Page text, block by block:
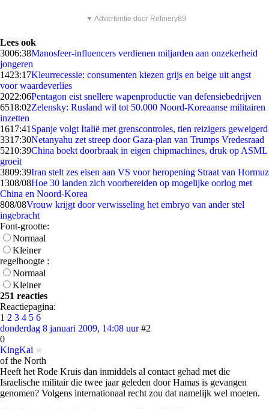
▼ Advertentie door Refinery89
Lees ook
3006:38Manosfeer-influencers verdienen miljarden aan onzekerheid
jongeren
1423:17Kleurrecessie: consumenten kiezen grijs en beige uit angst
voor waardeverlies
2022:06Pentagon eist snellere wapenproductie van defensiebedrijven
6518:02Zelensky: Rusland wil tot 50.000 Noord-Koreaanse militairen
inzetten
1617:41 Spanje volgt Italië met grenscontroles, tien reizigers geweigerd
3317:30Netanyahu zet streep door Gaza-plan van Trumps Vredesraad
5210:39China boekt doorbraak in eigen chipmachines, druk op ASML
groeit
3809:39Iran stelt zes eisen aan VS voor heropening Straat van Hormuz
1308/08Hoe 30 landen zich voorbereiden op mogelijke oorlog met
China en Noord-Korea
808/08Vrouw krijgt door verwisseling het embryo van ander stel
ingebracht
Font-grootte:
Normaal
Kleiner
regelhoogte :
Normaal
Kleiner
251 reacties
Reactiepagina:
1 2 3 4 5 6
donderdag 8 januari 2009, 14:08 uur #2
0
KingKai
of the North
Heeft het Rode Kruis dan inmiddels al contact gehad met die
Israelische militair die twee jaar geleden door Hamas is gevangen
genomen? Volgens internationaal recht zou dat namelijk wel moeten.